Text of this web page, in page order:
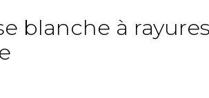
blanche à